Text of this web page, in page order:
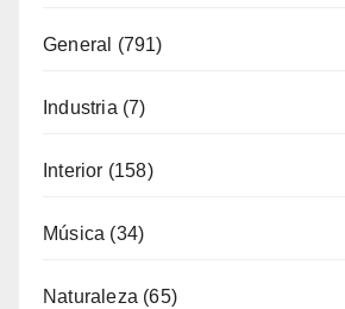
General (791)
Industria (7)
Interior (158)
Música (34)
Naturaleza (65)